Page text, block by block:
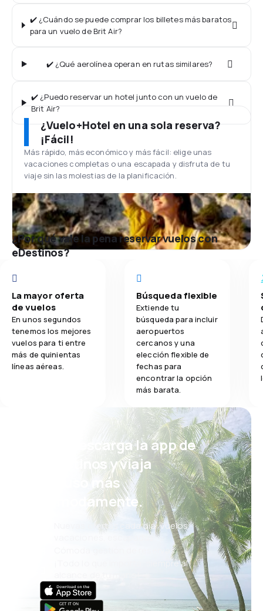
✔️ ¿Cuándo se puede comprar los billetes más baratos
para un vuelo de Brit Air?
✔️ ¿Qué aerolínea operan en rutas similares?
✔️ ¿Puedo reservar un hotel junto con un vuelo de
Brit Air?
¿Vuelo+Hotel en una sola reserva?
¡Fácil!
Más rápido, más económico y más fácil: elige unas
vacaciones completas o una escapada y disfruta de tu
viaje sin las molestias de la planificación.
¿Por qué vale la pena reservar vuelos con
eDestinos?
La mayor oferta
de vuelos
En unos segundos
tenemos los mejores
vuelos para ti entre
más de quinientas
líneas aéreas.
Búsqueda flexible
Extiende tu
búsqueda para incluir
aeropuertos
cercanos y una
elección flexible de
fechas para
encontrar la opción
más barata.
¡Eh! Descarga la app de
eDestinos y viaja
incluso más
cómodamente.
Nuevas ofertas cada día: vuelos,
vacaciones, escapadas
Cómoda gestión de reservas
¡Todo lo que importa, siempre al